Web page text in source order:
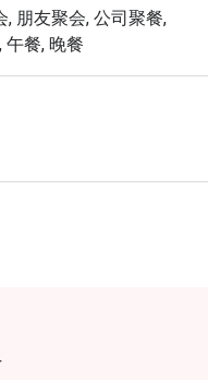
温馨相聚，或是一场
, 朋友聚会, 公司聚餐,
午餐, 晚餐